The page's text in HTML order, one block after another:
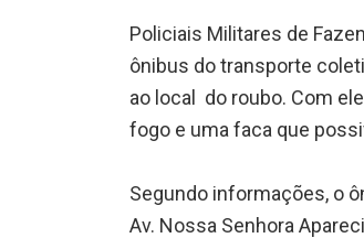
Policiais Militares de
ônibus do transporte
ao local do roubo. Com
fogo e uma faca que
Segundo informações, o
Av. Nossa Senhora